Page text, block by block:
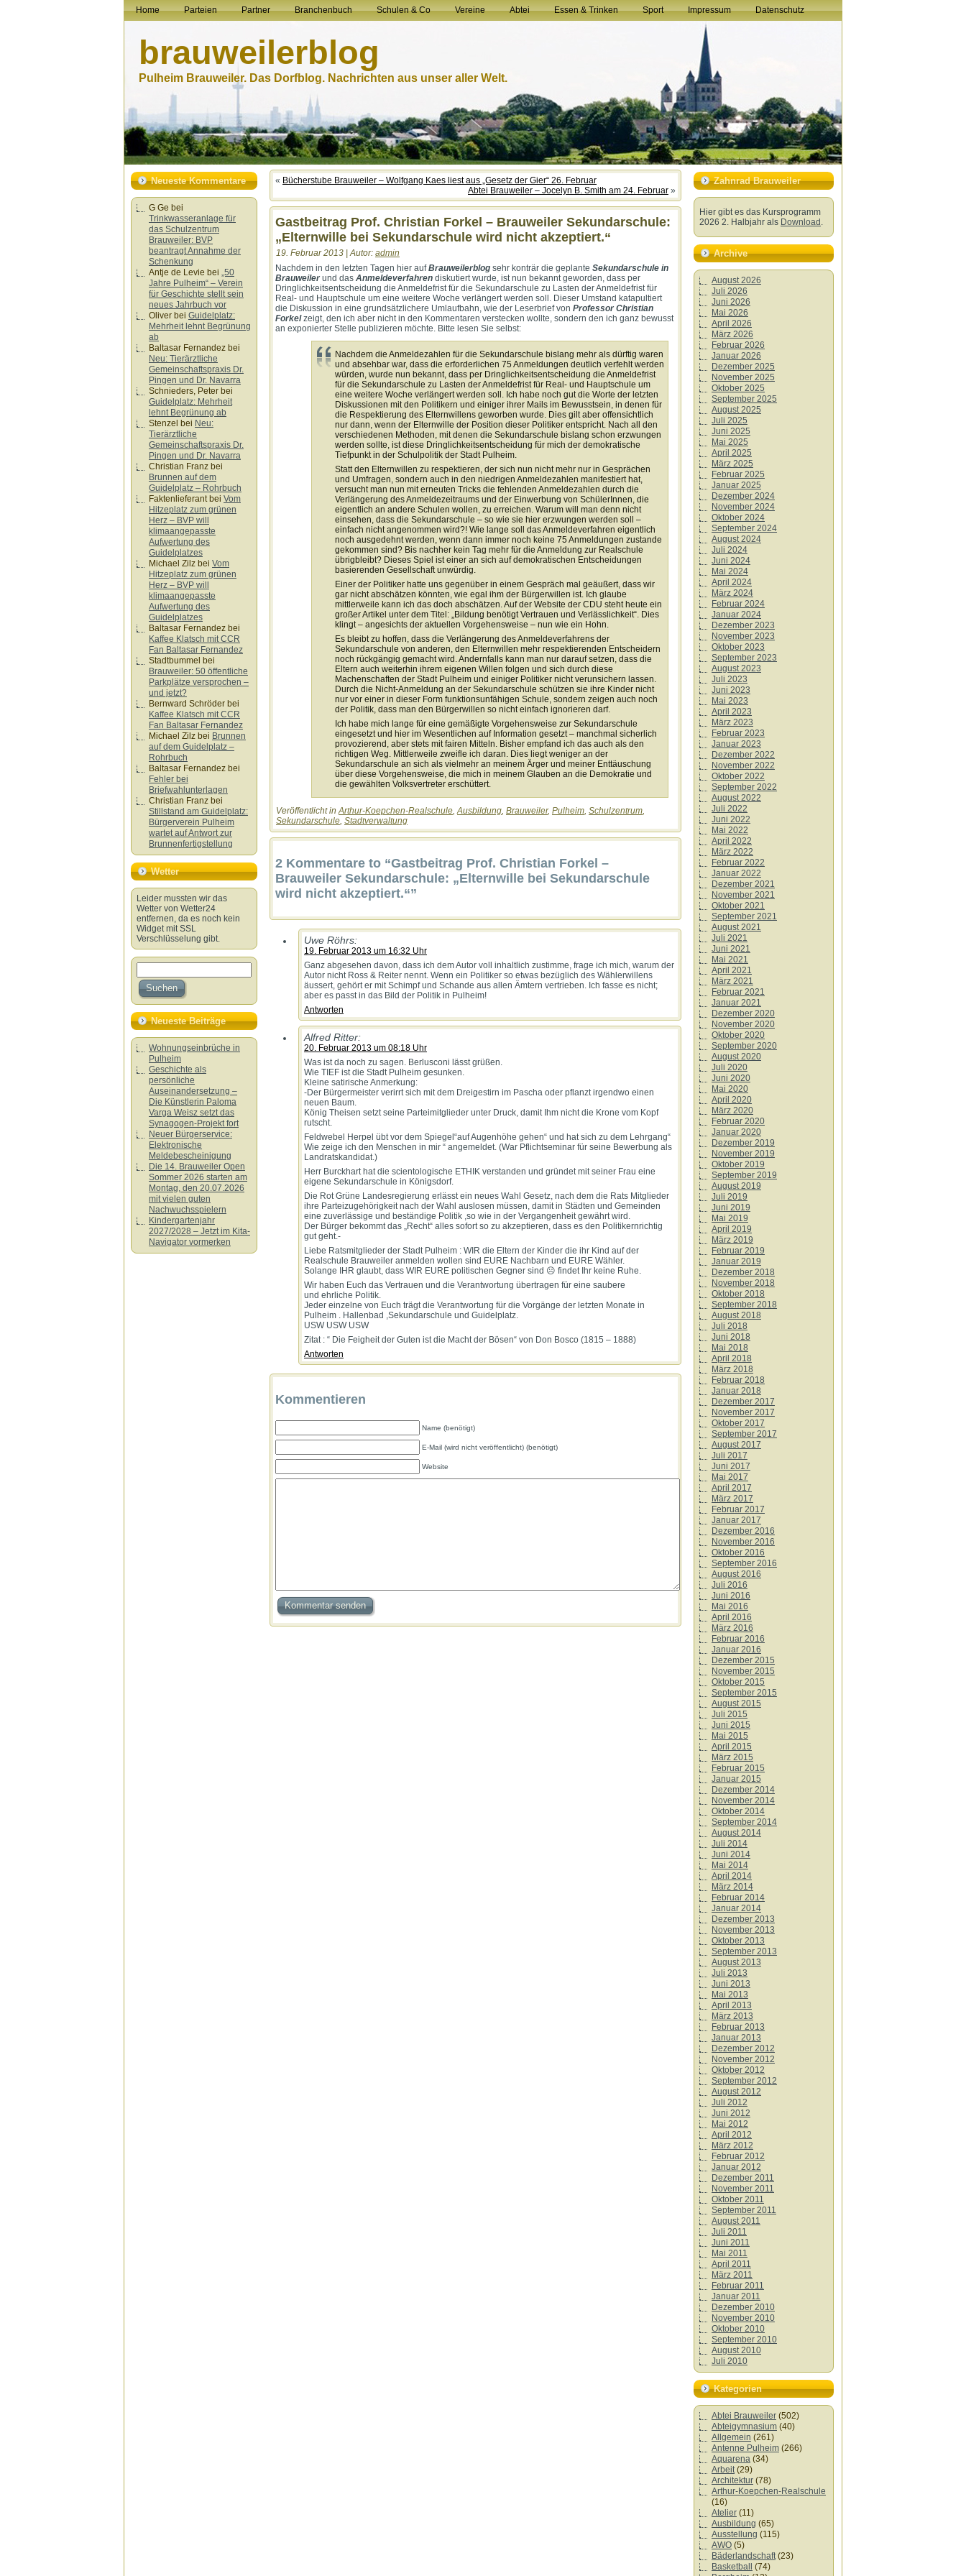
Home Parteien Partner Branchenbuch Schulen & Co Vereine Abtei Essen & Trinken Sport Impressum Datenschutz
brauweilerblog
Pulheim Brauweiler. Das Dorfblog. Nachrichten aus unser aller Welt.
Neueste Kommentare
G Ge bei
Trinkwasseranlage für
das Schulzentrum
Brauweiler: BVP
beantragt Annahme der
Schenkung
Antje de Levie bei „50
Jahre Pulheim“ – Verein
für Geschichte stellt sein
neues Jahrbuch vor
Oliver bei Guidelplatz:
Mehrheit lehnt Begrünung
ab
Baltasar Fernandez bei
Neu: Tierärztliche
Gemeinschaftspraxis Dr.
Pingen und Dr. Navarra
Schnieders, Peter bei
Guidelplatz: Mehrheit
lehnt Begrünung ab
Stenzel bei Neu:
Tierärztliche
Gemeinschaftspraxis Dr.
Pingen und Dr. Navarra
Christian Franz bei
Brunnen auf dem
Guidelplatz – Rohrbuch
Faktenlieferantbei Vom
Hitzeplatz zum grünen
Herz – BVP will
klimaangepasste
Aufwertung des
Guidelplatzes
Michael Zilz bei Vom
Hitzeplatz zum grünen
Herz – BVP will
klimaangepasste
Aufwertung des
Guidelplatzes
Baltasar Fernandez bei
Kaffee Klatsch mit CCR
Fan Baltasar Fernandez
Stadtbummel bei
Brauweiler: 50 öffentliche
Parkplätze versprochen –
und jetzt?
Bernward Schröder bei
Kaffee Klatsch mit CCR
Fan Baltasar Fernandez
Michael Zilz bei Brunnen
auf dem Guidelplatz –
Rohrbuch
Baltasar Fernandez bei
Fehler bei
Briefwahlunterlagen
Christian Franz bei
Stillstand am Guidelplatz:
Bürgerverein Pulheim
wartet auf Antwort zur
Brunnenfertigstellung
Wetter
Leider mussten wir das
Wetter von Wetter24
entfernen, da es noch kein
Widget mit SSL
Verschlüsselung gibt.
Neueste Beiträge
Wohnungseinbrüche in
Pulheim
Geschichte als
persönliche
Auseinandersetzung –
Die Künstlerin Paloma
Varga Weisz setzt das
Synagogen-Projekt fort
Neuer Bürgerservice:
Elektronische
Meldebescheinigung
Die 14. Brauweiler Open
Sommer 2026 starten am
Montag, den 20.07.2026
mit vielen guten
Nachwuchsspielern
Kindergartenjahr
2027/2028 – Jetzt im Kita-
Navigator vormerken
« Bücherstube Brauweiler – Wolfgang Kaes liest aus „Gesetz der Gier“ 26. Februar
Abtei Brauweiler – Jocelyn B. Smith am 24. Februar »
Gastbeitrag Prof. Christian Forkel – Brauweiler Sekundarschule:
„Elternwille bei Sekundarschule wird nicht akzeptiert.“
19. Februar 2013 | Autor: admin
Nachdem in den letzten Tagen hier aufBrauweilerblog sehr konträr die geplante Sekundarschule in
Brauweilerund das Anmeldeverfahren diskutiert wurde, ist nun bekannt geworden, dass per
Dringlichkeitsentscheidung die Anmeldefrist für die Sekundarschule zu Lasten der Anmeldefrist für
Real- und Hauptschule um eine weitere Woche verlängert werden soll. Dieser Umstand katapultiert
die Diskussion in eine grundsätzlichere Umlaufbahn, wie der Leserbrief von Professor Christian
Forkelzeigt, den ich aber nicht in den Kommentaren verstecken wollte, sondern den ich ganz bewusst
an exponierter Stelle publizieren möchte. Bitte lesen Sie selbst:
Nachdem die Anmeldezahlen für die Sekundarschule bislang mehr als dürftig waren
und absehbar war, dass die erforderlichen 75 Anmeldungen deutlich verfehlt werden
würden, wurde nun bekannt, dass per Dringlichkeitsentscheidung die Anmeldefrist
für die Sekundarschule zu Lasten der Anmeldefrist für Real- und Hauptschule um
eine weitere Woche verlängert werden soll. Ich habe noch gut die Worte der letzten
Diskussionen mit den Politikern und einiger ihrer Mails im Bewusstsein, in denen für
die Respektierung des Elternwillens geworben wurde. Dies gilt aber offensichtlich
nur dann, wenn der Elternwille der Position dieser Politiker entspricht. Nach all den
verschiedenen Methoden, mit denen die Sekundarschule bislang schon erzwungen
werden sollte, ist diese Dringlichkeitsentscheidung für mich der demokratische
Tiefpunkt in der Schulpolitik der Stadt Pulheim.
Statt den Elternwillen zu respektieren, der sich nun nicht mehr nur in Gesprächen
und Umfragen, sondern auch in den niedrigen Anmeldezahlen manifestiert hat,
versucht man nun mit erneuten Tricks die fehlenden Anmeldezahlen durch die
Verlängerung des Anmeldezeitraums und der Einwerbung von SchülerInnen, die
eigentlich an andere Schulen wollen, zu erreichen. Warum will man denn nicht
einsehen, dass die Sekundarschule – so wie sie hier erzwungen werden soll –
einfach nicht angenommen wird?! Wie lange soll das Anmeldeverfahren eigentlich
noch ausgedehnt werden, wenn dann immer noch keine 75 Anmeldungen zustande
gekommen sind? Bis nachher kein Tag mehr für die Anmeldung zur Realschule
übrigbleibt? Dieses Spiel ist einer an sich auf demokratischen Entscheidungen
basierenden Gesellschaft unwürdig.
Einer der Politiker hatte uns gegenüber in einem Gespräch mal geäußert, dass wir
gar nicht abschätzen könnten, wie egal ihm der Bürgerwillen ist. Ich glaube
mittlerweile kann ich das doch abschätzen. Auf der Website der CDU steht heute ein
großer Artikel unter dem Titel: „Bildung benötigt Vertrauen und Verlässlichkeit“. Dies
klingt – angesichts der aktuellen Vorgehensweise – nun wie ein Hohn.
Es bleibt zu hoffen, dass die Verlängerung des Anmeldeverfahrens der
Sekundarschule von anderen, den Elternwillen mehr respektierenden Entscheidern
noch rückgängig gemacht wird. Andernfalls kann man nur darauf setzen, dass die
Eltern auch weiterhin ihrem eigenen Willen folgen und sich durch diese
Machenschaften der Stadt Pulheim und einiger Politiker nicht verunsichern lassen.
Durch die Nicht-Anmeldung an der Sekundarschule schützen sie ihre Kinder nicht
nur vor einer in dieser Form funktionsunfähigen Schule, sondern zeigen auch noch
der Politik, dass man den Bürgerwillen so nicht einfach ignorieren darf.
Ich habe mich lange für eine gemäßigte Vorgehensweise zur Sekundarschule
eingesetzt und hier im Wesentlichen auf Information gesetzt – manchmal sicherlich
provozierend, aber stets mit fairen Mitteln. Bisher empfand ich das auch als den
richtigen Weg. Mittlerweile zweifle ich daran. Dies liegt weniger an der
Sekundarschule an sich als vielmehr an meinem Ärger und meiner Enttäuschung
über diese Vorgehensweise, die mich in meinem Glauben an die Demokratie und
die gewählten Volksvertreter erschüttert.
Veröffentlicht inArthur-Koepchen-Realschule,Ausbildung, Brauweiler, Pulheim, Schulzentrum,
Sekundarschule, Stadtverwaltung
2 Kommentare to “Gastbeitrag Prof. Christian Forkel –
Brauweiler Sekundarschule: „Elternwille bei Sekundarschule
wird nicht akzeptiert.“”
Uwe Röhrs:
19. Februar 2013 um 16:32 Uhr
Ganz abgesehen davon, dass ich dem Autor voll inhaltlich zustimme, frage ich mich, warum der
Autor nicht Ross & Reiter nennt. Wenn ein Politiker so etwas bezüglich des Wählerwillens
äussert, gehört er mit Schimpf und Schande aus allen Ämtern vertrieben. Ich fasse es nicht;
aber es passt in das Bild der Politik in Pulheim!
Antworten
Alfred Ritter:
20. Februar 2013 um 08:18 Uhr
Was ist da noch zu sagen. Berlusconi lässt grüßen.
Wie TIEF ist die Stadt Pulheim gesunken.
Kleine satirische Anmerkung:
-Der Bürgermeister verirrt sich mit dem Dreigestirn im Pascha oder pflanzt irgendwo einen
neuen Baum.
König Theisen setzt seine Parteimitglieder unter Druck, damit Ihm nicht die Krone vom Kopf
rutscht.
Feldwebel Herpel übt vor dem Spiegel“auf Augenhöhe gehen“ und hat sich zu dem Lehrgang“
Wie zeige ich den Menschen in mir “ angemeldet. (War Pflichtseminar für seine Bewerbung als
Landratskandidat.)
Herr Burckhart hat die scientologische ETHIK verstanden und gründet mit seiner Frau eine
eigene Sekundarschule in Königsdorf.
Die Rot Grüne Landesregierung erlässt ein neues Wahl Gesetz, nach dem die Rats Mitglieder
ihre Parteizugehörigkeit nach der Wahl auslosen müssen, damit in Städten und Gemeinden
eine zuverlässige und beständige Politik ,so wie in der Vergangenheit gewährt wird.
Der Bürger bekommt das „Recht“ alles sofort so zu akzeptieren, dass es den Politikernrichtig
gut geht.-
Liebe Ratsmitglieder der Stadt Pulheim : WIR die Eltern der Kinder die ihr Kind auf der
Realschule Brauweiler anmelden wollen sind EURE Nachbarn und EURE Wähler.
Solange IHR glaubt, dass WIR EURE politischen Gegner sind ☹ findet Ihr keine Ruhe.
Wir haben Euch das Vertrauen und die Verantwortung übertragen für eine saubere
und ehrliche Politik.
Jeder einzelne von Euch trägt die Verantwortung für die Vorgänge der letzten Monate in
Pulheim . Hallenbad ,Sekundarschule und Guidelplatz.
USW USW USW
Zitat : “ Die Feigheit der Guten ist die Macht der Bösen“ von Don Bosco (1815 – 1888)
Antworten
Kommentieren
Name (benötigt)
E-Mail (wird nicht veröffentlicht) (benötigt)
Website
Zahnrad Brauweiler
Hier gibt es das Kursprogramm
2026 2. Halbjahr als Download .
Archive
August 2026
Juli 2026
Juni 2026
Mai 2026
April 2026
März 2026
Februar 2026
Januar 2026
Dezember 2025
November 2025
Oktober 2025
September 2025
August 2025
Juli 2025
Juni 2025
Mai 2025
April 2025
März 2025
Februar 2025
Januar 2025
Dezember 2024
November 2024
Oktober 2024
September 2024
August 2024
Juli 2024
Juni 2024
Mai 2024
April 2024
März 2024
Februar 2024
Januar 2024
Dezember 2023
November 2023
Oktober 2023
September 2023
August 2023
Juli 2023
Juni 2023
Mai 2023
April 2023
März 2023
Februar 2023
Januar 2023
Dezember 2022
November 2022
Oktober 2022
September 2022
August 2022
Juli 2022
Juni 2022
Mai 2022
April 2022
März 2022
Februar 2022
Januar 2022
Dezember 2021
November 2021
Oktober 2021
September 2021
August 2021
Juli 2021
Juni 2021
Mai 2021
April 2021
März 2021
Februar 2021
Januar 2021
Dezember 2020
November 2020
Oktober 2020
September 2020
August 2020
Juli 2020
Juni 2020
Mai 2020
April 2020
März 2020
Februar 2020
Januar 2020
Dezember 2019
November 2019
Oktober 2019
September 2019
August 2019
Juli 2019
Juni 2019
Mai 2019
April 2019
März 2019
Februar 2019
Januar 2019
Dezember 2018
November 2018
Oktober 2018
September 2018
August 2018
Juli 2018
Juni 2018
Mai 2018
April 2018
März 2018
Februar 2018
Januar 2018
Dezember 2017
November 2017
Oktober 2017
September 2017
August 2017
Juli 2017
Juni 2017
Mai 2017
April 2017
März 2017
Februar 2017
Januar 2017
Dezember 2016
November 2016
Oktober 2016
September 2016
August 2016
Juli 2016
Juni 2016
Mai 2016
April 2016
März 2016
Februar 2016
Januar 2016
Dezember 2015
November 2015
Oktober 2015
September 2015
August 2015
Juli 2015
Juni 2015
Mai 2015
April 2015
März 2015
Februar 2015
Januar 2015
Dezember 2014
November 2014
Oktober 2014
September 2014
August 2014
Juli 2014
Juni 2014
Mai 2014
April 2014
März 2014
Februar 2014
Januar 2014
Dezember 2013
November 2013
Oktober 2013
September 2013
August 2013
Juli 2013
Juni 2013
Mai 2013
April 2013
März 2013
Februar 2013
Januar 2013
Dezember 2012
November 2012
Oktober 2012
September 2012
August 2012
Juli 2012
Juni 2012
Mai 2012
April 2012
März 2012
Februar 2012
Januar 2012
Dezember 2011
November 2011
Oktober 2011
September 2011
August 2011
Juli 2011
Juni 2011
Mai 2011
April 2011
März 2011
Februar 2011
Januar 2011
Dezember 2010
November 2010
Oktober 2010
September 2010
August 2010
Juli 2010
Kategorien
Abtei Brauweiler (502)
Abteigymnasium (40)
Allgemein (261)
Antenne Pulheim (266)
Aquarena (34)
Arbeit(29)
Architektur (78)
Arthur-Koepchen-Realschule
(16)
Atelier (11)
Ausbildung (65)
Ausstellung (115)
AWO (5)
Bäderlandschaft(23)
Basketball
(74)